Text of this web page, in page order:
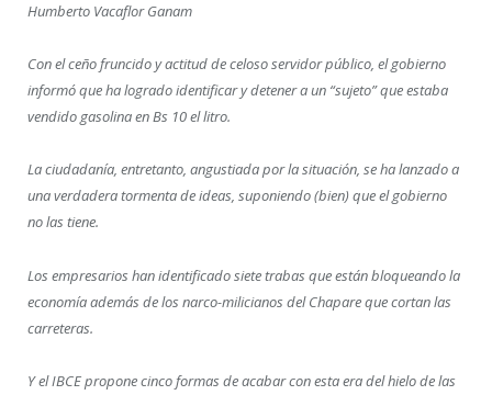
Humberto Vacaflor Ganam
Con el ceño fruncido y actitud de celoso servidor público, el gobierno
informó que ha logrado identificar y detener a un “sujeto” que estaba
vendido gasolina en Bs 10 el litro.
La ciudadanía, entretanto, angustiada por la situación, se ha lanzado a
una verdadera tormenta de ideas, suponiendo (bien) que el gobierno
no las tiene.
Los empresarios han identificado siete trabas que están bloqueando la
economía además de los narco-milicianos del Chapare que cortan las
carreteras.
Y el IBCE propone cinco formas de acabar con esta era del hielo de las